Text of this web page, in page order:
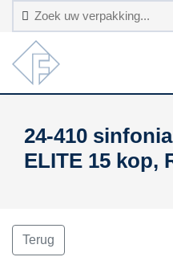
24-410
ELITE 15 kop,
Terug